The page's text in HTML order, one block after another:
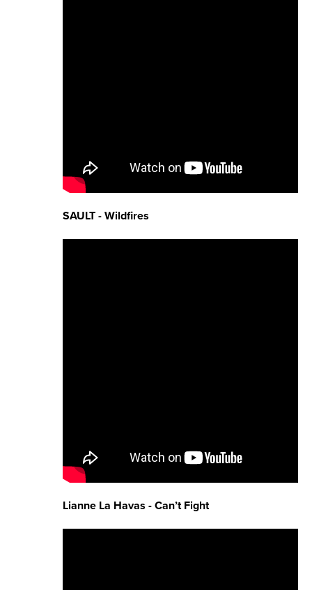
SAULT - Wildfires
Lianne La Havas - Can’t Fight